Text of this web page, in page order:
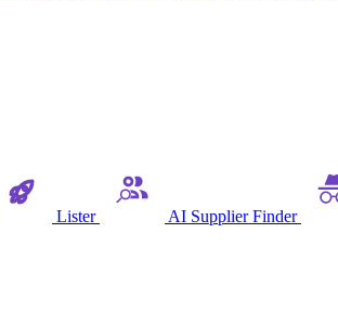
Lister AI Supplier Finder